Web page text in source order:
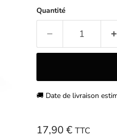
Quantité
🚚 Date de livraison
Prix actuel
17,90 € TTC